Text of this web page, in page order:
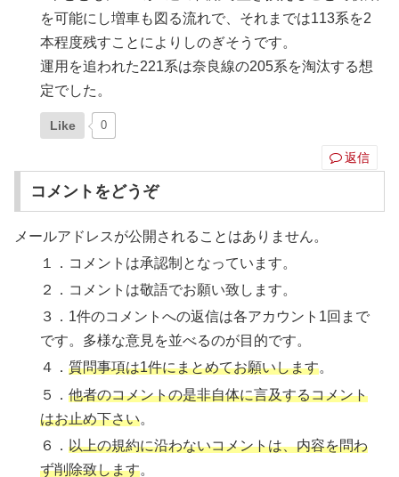
を可能にし増車も図る流れで、それまでは113系を2
本程度残すことによりしのぎそうです。
運用を追われた221系は奈良線の205系を淘汰する想
定でした。
Like 0
返信
コメントをどうぞ
メールアドレスが公開されることはありません。
１．コメントは承認制となっています。
２．コメントは敬語でお願い致します。
３．1件のコメントへの返信は各アカウント1回まで
です。多様な意見を並べるのが目的です。
４．質問事項は1件にまとめてお願いします。
５．他者のコメントの是非自体に言及するコメント
はお止め下さい。
６．以上の規約に沿わないコメントは、内容を問わ
ず削除致します。